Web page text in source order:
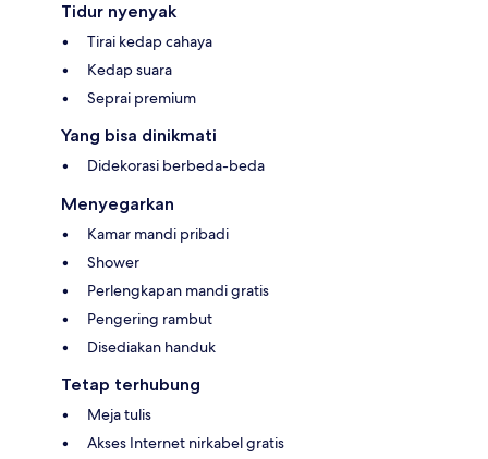
Tidur nyenyak
Tirai kedap cahaya
Kedap suara
Seprai premium
Yang bisa dinikmati
Didekorasi berbeda-beda
Menyegarkan
Kamar mandi pribadi
Shower
Perlengkapan mandi gratis
Pengering rambut
Disediakan handuk
Tetap terhubung
Meja tulis
Akses Internet nirkabel gratis